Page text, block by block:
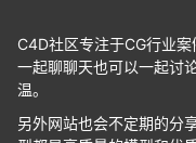
C4D社区专注于CG行业
一起聊聊天也可以一起讨
温。
另外网站也会不定期的分